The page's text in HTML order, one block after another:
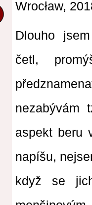
Wrocław,
Dlouho
četl,
nezabývám
aspekt beru
napíšu,
když se